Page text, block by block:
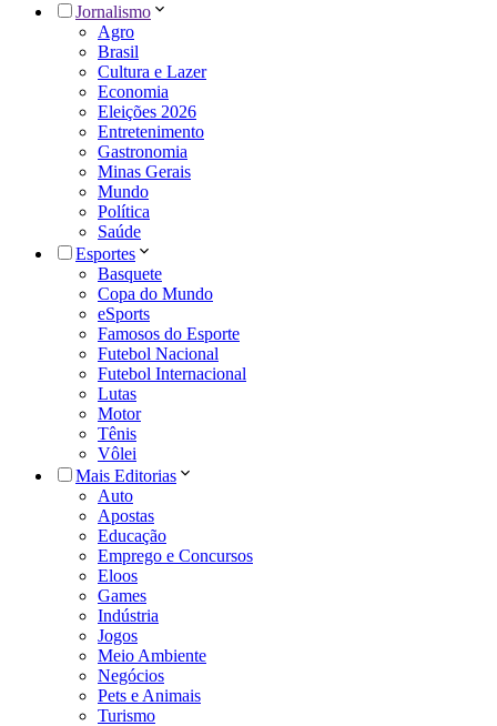
Jornalismo
Agro
Brasil
Cultura e Lazer
Economia
Eleições 2026
Entretenimento
Gastronomia
Minas Gerais
Mundo
Política
Saúde
Esportes
Basquete
Copa do Mundo
eSports
Famosos do Esporte
Futebol Nacional
Futebol Internacional
Lutas
Motor
Tênis
Vôlei
Mais Editorias
Auto
Apostas
Educação
Emprego e Concursos
Eloos
Games
Indústria
Jogos
Meio Ambiente
Negócios
Pets e Animais
Turismo